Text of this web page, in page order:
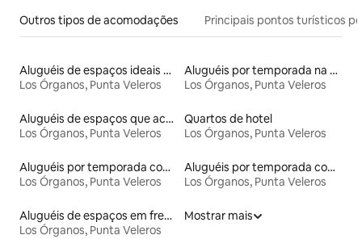
Outros tipos de acomodações Principais pontos turísticos
Aluguéis de espaços ideais para famílias
Los Órganos, Punta Veleros
Aluguéis por temporada na orla
Los Órganos, Punta Veleros
Aluguéis de espaços que aceitam animais de estimação
Los Órganos, Punta Veleros
Quartos de hotel
Los Órganos, Punta Veleros
Aluguéis por temporada com acesso à praia
Los Órganos, Punta Veleros
Aluguéis por temporada com café da manhã
Los Órganos, Punta Veleros
Aluguéis de espaços em frente à praia
Los Órganos, Punta Veleros
Mostrar mais